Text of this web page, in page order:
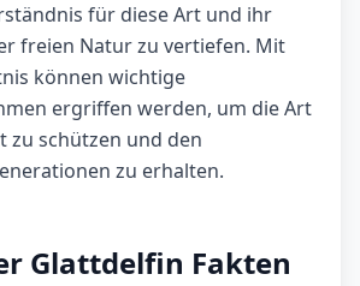
für diese Art und ihr
freien Natur zu vertiefen. Mit
können wichtige
ergriffen werden, um die Art
zu schützen und den
zu erhalten.
Glattdelfin Fakten